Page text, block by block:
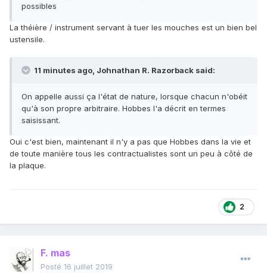
possibles
La théière / instrument servant à tuer les mouches est un bien bel
ustensile.
11 minutes ago, Johnathan R. Razorback said:
On appelle aussi ça l'état de nature, lorsque chacun n'obéit
qu'à son propre arbitraire. Hobbes l'a décrit en termes
saisissant.
Oui c'est bien, maintenant il n'y a pas que Hobbes dans la vie et
de toute manière tous les contractualistes sont un peu à côté de
la plaque.
2
F. mas
Posté 16 juillet 2019